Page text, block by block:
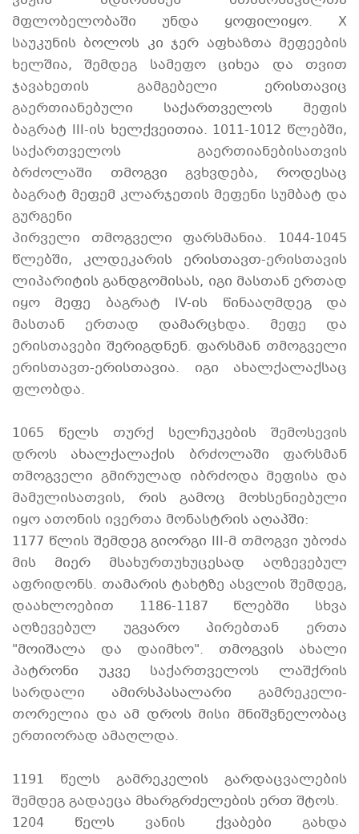
მფლობელობაში უნდა ყოფილიყო. X
საუკუნის ბოლოს კი ჯერ აფხაზთა მეფეების
ხელშია, შემდეგ სამეფო ციხეა და თვით
ჯავახეთის გამგებელი ერისთავიც
გაერთიანებული საქართველოს მეფის
ბაგრატ III-ის ხელქვეითია. 1011-1012 წლებში,
საქართველოს გაერთიანებისათვის
ბრძოლაში თმოგვი გვხვდება, როდესაც
ბაგრატ მეფემ კლარჯეთის მეფენი სუმბატ და
გურგენი
პირველი თმოგველი ფარსმანია. 1044-1045
წლებში, კლდეკარის ერისთავთ-ერისთავის
ლიპარიტის განდგომისას, იგი მასთან ერთად
იყო მეფე ბაგრატ IV-ის წინააღმდეგ და
მასთან ერთად დამარცხდა. მეფე და
ერისთავები შერიგდნენ. ფარსმან თმოგველი
ერისთავთ-ერისთავია. იგი ახალქალაქსაც
ფლობდა.
1065 წელს თურქ სელჩუკების შემოსევის
დროს ახალქალაქის ბრძოლაში ფარსმან
თმოგველი გმირულად იბრძოდა მეფისა და
მამულისათვის, რის გამოც მოხსენიებული
იყო ათონის ივერთა მონასტრის აღაპში:
1177 წლის შემდეგ გიორგი III-მ თმოგვი უბოძა
მის მიერ მსახურთუხუცესად აღზევებულ
აფრიდონს. თამარის ტახტზე ასვლის შემდეგ,
დაახლოებით 1186-1187 წლებში სხვა
აღზევებულ უგვარო პირებთან ერთა
"მოიშალა და დაიმხო". თმოგვის ახალი
პატრონი უკვე საქართველოს ლაშქრის
სარდალი ამირსპასალარი გამრეკელი-
თორელია და ამ დროს მისი მნიშვნელობაც
ერთიორად ამაღლდა.
1191 წელს გამრეკელის გარდაცვალების
შემდეგ გადაეცა მხარგრძელების ერთ შტოს.
1204 წელს ვანის ქვაბები გახდა